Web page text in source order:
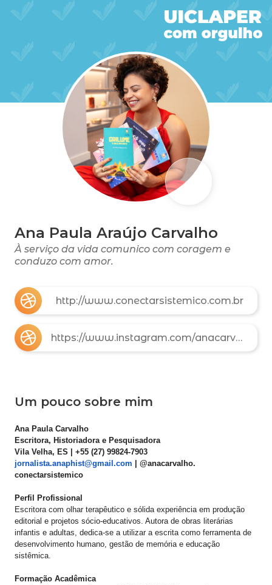
Ana Paula Araújo Carvalho
À serviço da vida comunico com coragem e
conduzo com amor.
http://www.conectarsistemico.com.br
https://www.instagram.com/anacarvalho.conectarsistemico/
Um pouco sobre mim
Ana Paula Carvalho
​Escritora, Historiadora e Pesquisadora
Vila Velha, ES | +55 (27) 99824-7903
jornalista.anaphist@gmail.com | @anacarvalho.
conectarsistemico
​Perfil Profissional
​Escritora com olhar terapêutico e sólida experiência em produção
editorial e projetos sócio-educativos. Autora de obras literárias
infantis e adultas, dedica-se a utilizar a escrita como ferramenta de
desenvolvimento humano, gestão de memória e educação
sistêmica.
​Formação Acadêmica